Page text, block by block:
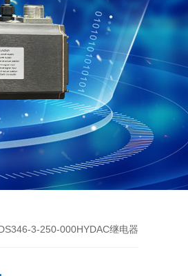
3-250-000HYDAC继电器